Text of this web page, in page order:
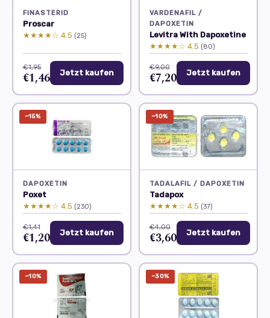
FINASTERID
Proscar
★★★★☆ 4.5 (25)
€1,95
€1,46 Jetzt kaufen
VARDENAFIL /
DAPOXETIN
Levitra With Dapoxetine
★★★★☆ 4.5 (80)
€9,00
€7,20 Jetzt kaufen
−15%
DAPOXETIN
Poxet
★★★★☆ 4.5 (230)
€1,41
€1,20 Jetzt kaufen
−10%
TADALAFIL / DAPOXETIN
Tadapox
★★★★☆ 4.5 (37)
€4,00
€3,60 Jetzt kaufen
−10% −30%